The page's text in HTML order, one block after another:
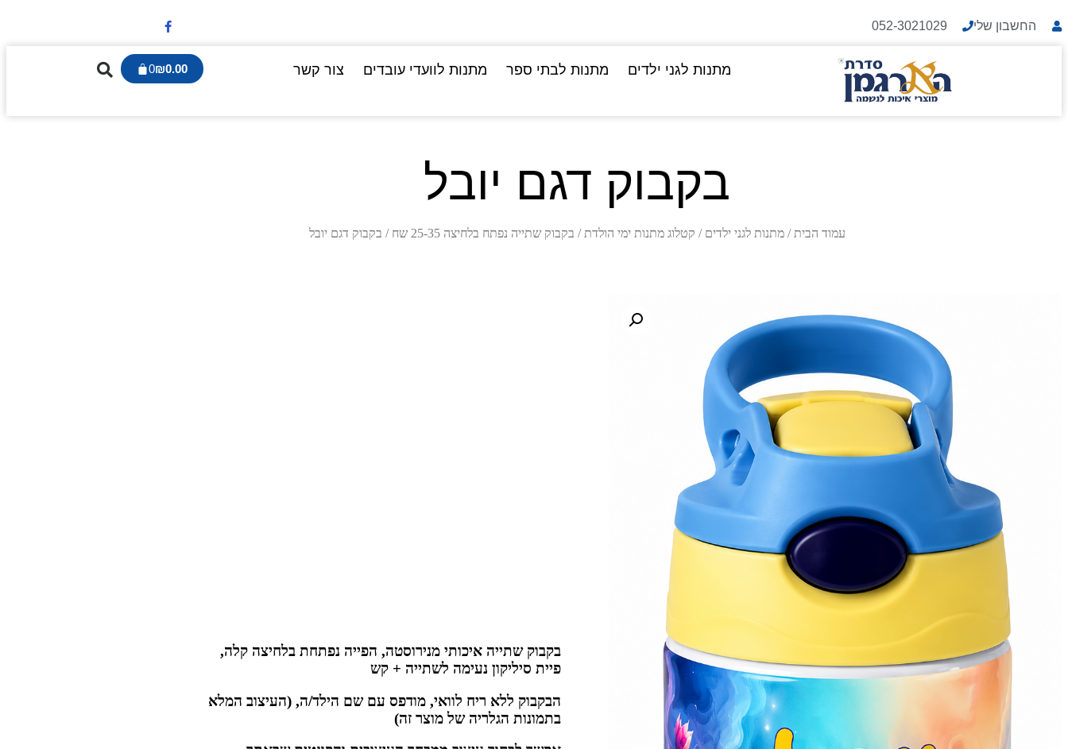
החשבון שלי 052-3021029
מתנות לגני ילדים מתנות לבתי ספר מתנות לוועדי עובדים צור קשר ₪0.00
0
בקבוק דגם יובל
עמוד הבית /מתנות לגני ילדים / קטלוג מתנות ימי הולדת / בקבוק שתייה נפתח בלחיצה 25-35 שח / בקבוק דגם יובל
בקבוק שתייה איכותי מנירוסטה, הפייה נפתחת בלחיצה קלה,
פיית סיליקון נעימה לשתייה + קש
הבקבוק ללא ריח לוואי, מודפס עם שם הילד/ה, (העיצוב המלא
בתמונות הגלריה של מוצר זה)